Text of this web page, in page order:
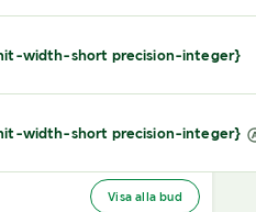
width-short precision-integer}
width-short precision-integer}
Visa alla bud